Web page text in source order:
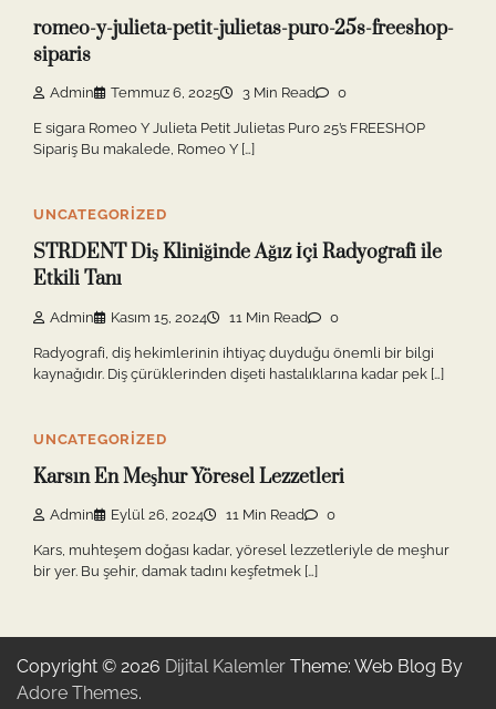
romeo-y-julieta-petit-julietas-puro-25s-freeshop-
siparis
Admin Temmuz 6, 2025 3 Min Read 0
E sigara Romeo Y Julieta Petit Julietas Puro 25’s FREESHOP
Sipariş Bu makalede, Romeo Y […]
UNCATEGORIZED
STRDENT Diş Kliniğinde Ağız İçi Radyografi ile
Etkili Tanı
Admin Kasım 15, 2024 11 Min Read 0
Radyografi, diş hekimlerinin ihtiyaç duyduğu önemli bir bilgi
kaynağıdır. Diş çürüklerinden dişeti hastalıklarına kadar pek […]
UNCATEGORIZED
Karsın En Meşhur Yöresel Lezzetleri
Admin Eylül 26, 2024 11 Min Read 0
Kars, muhteşem doğası kadar, yöresel lezzetleriyle de meşhur
bir yer. Bu şehir, damak tadını keşfetmek […]
Copyright © 2026 Dijital Kalemler Theme: Web Blog By
Adore Themes.